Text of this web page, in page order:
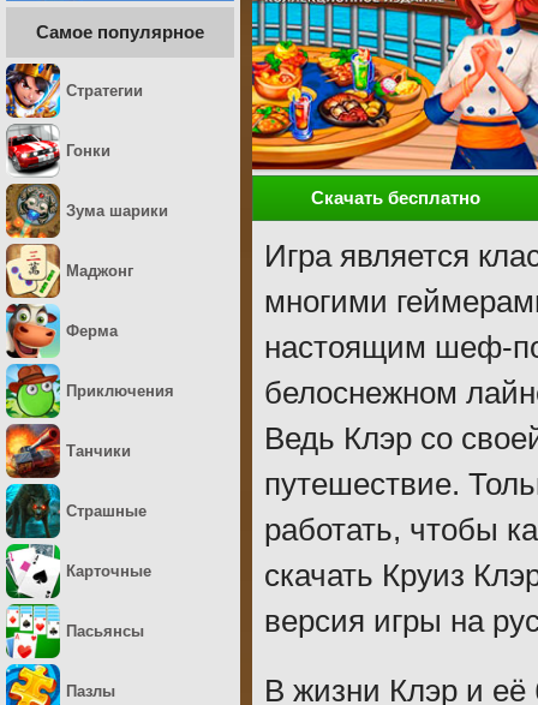
Скачать бесплатно
Игра является
многими
настоящим шеф-
белоснежном
Ведь Клэр со
путешествие.
работать, чтобы
скачать Круиз
версия игры на
В жизни Клэр и её
Самое популярное
Стратегии
Гонки
Зума шарики
Маджонг
Ферма
Приключения
Танчики
Страшные
Карточные
Пасьянсы
Пазлы